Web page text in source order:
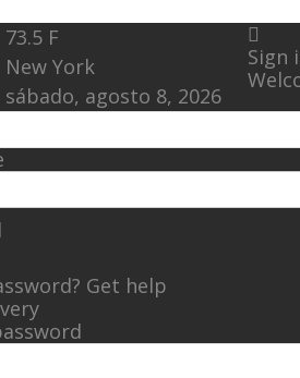
73.5 F
New York
sábado, agosto 8, 2026
Sign
Get help